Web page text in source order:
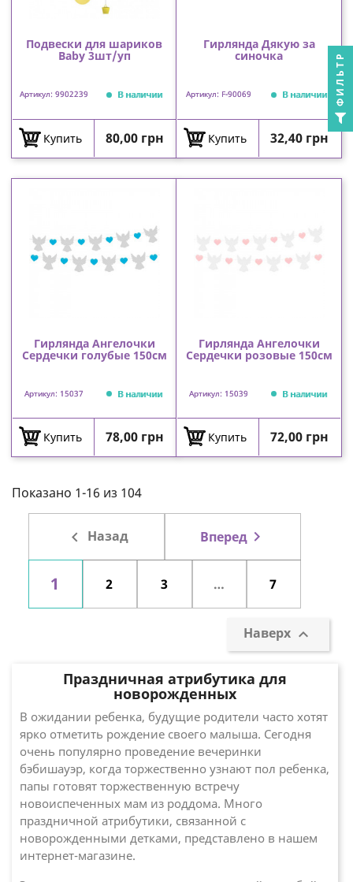
Подвески для шариков
Baby 3шт/уп
Артикул: 9902239 В наличии
Купить Цена
80,00 грн
Гирлянда Дякую за
синочка
Артикул: F-90069 В наличии
Купить Цена
32,40 грн
Гирлянда Ангелочки
Сердечки голубые 150см
Артикул: 15037 В наличии
Купить Цена
78,00 грн
Гирлянда Ангелочки
Сердечки розовые 150см
Артикул: 15039 В наличии
Купить Цена
72,00 грн
Показано 1-16 из 104
 Назад
1 2 3 … 7
Вперед
Наверх 
Праздничная атрибутика для
новорожденных
В ожидании ребенка, будущие родители часто хотят
ярко отметить рождение своего малыша. Сегодня
очень популярно проведение вечеринки
бэбишауэр, когда торжественно узнают пол ребенка,
папы готовят торжественную встречу
новоиспеченных мам из роддома. Много
праздничной атрибутики, связанной с
новорожденными детками, представлено в нашем
интернет-магазине.
ФИЛЬТР